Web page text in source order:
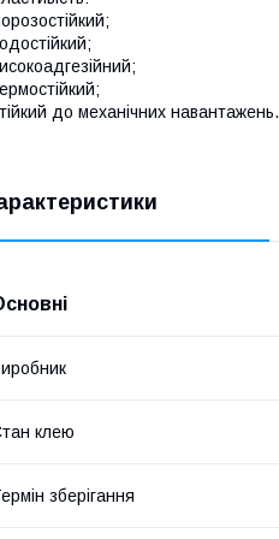
до механічних навантажень.
клею
зберігання